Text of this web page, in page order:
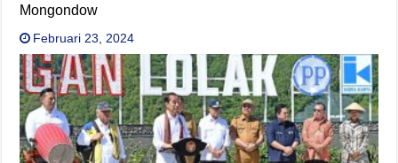
Mongondow
Februari 23, 2024